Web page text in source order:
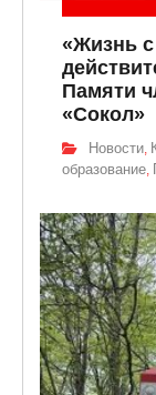
«Жизнь
Памяти
«Сокол»
Новости,
образование,